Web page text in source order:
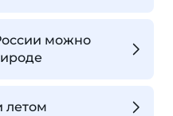
можно
летом